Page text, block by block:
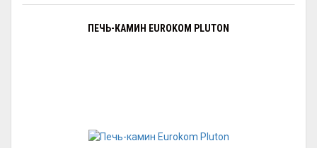
ПЕЧЬ-КАМИН EUROKOM PLUTON